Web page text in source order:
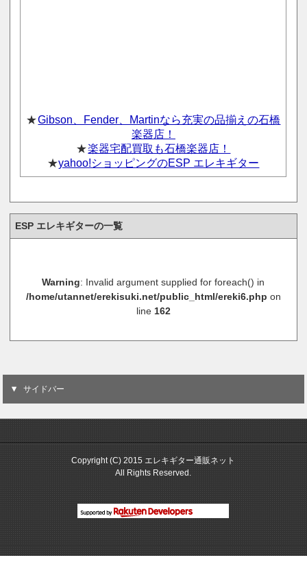
★Gibson、Fender、Martinなら充実の品揃えの石橋
楽器店！
★楽器宅配買取も石橋楽器店！
★yahoo!ショッピングのESP エレキギター
ESP エレキギターの一覧
Warning: Invalid argument supplied for foreach() in
/home/utannet/erekisuki.net/public_html/ereki6.php on
line 162
サイドバー
Copyright (C) 2015 エレキギター通販ネット
All Rights Reserved.